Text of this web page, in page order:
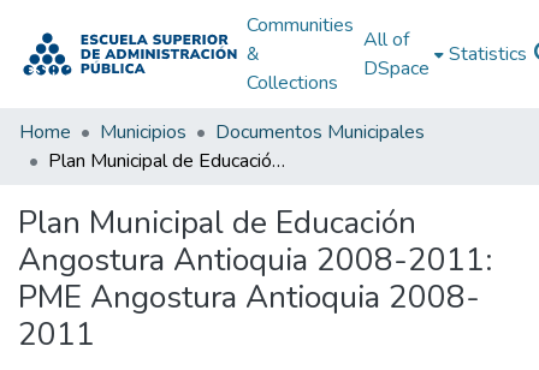
Communities
&
Collections
All of
DSpace
Statistics
Home Municipios
Documentos Municipales
Plan Municipal de Educación Angostura Antioquia 2008-2011: PME Angostura Antioquia 2008-2011
Plan Municipal de Educación
Angostura Antioquia 2008-2011:
PME Angostura Antioquia 2008-
2011